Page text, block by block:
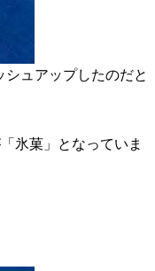
ュアップしたのだと
氷菓」となっていま